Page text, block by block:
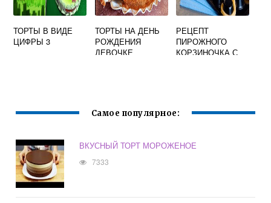
ТОРТЫ В ВИДЕ
ЦИФРЫ 3
ТОРТЫ НА ДЕНЬ
РОЖДЕНИЯ
ДЕВОЧКЕ
РЕЦЕПТ
ПИРОЖНОГО
КОРЗИНОЧКА С
Самое популярное:
ВКУСНЫЙ ТОРТ МОРОЖЕНОЕ
7333